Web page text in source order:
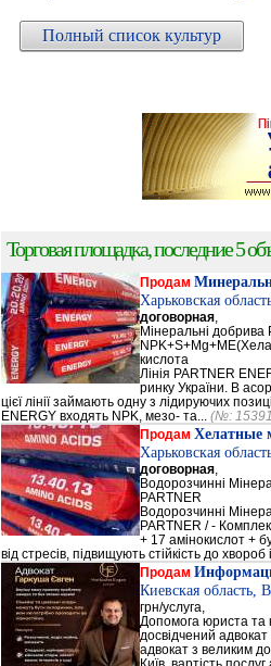
Полный список культур
Торговая площадка, последние 5
Продам
Харьковская
договорная
Мінеральні добрива
кислота
Лінія PARTNER
ринку України. В
цієї лінії займають одну з лідируючих
ENERGY входять NPK, мезо- та... (№:
Продам Хелатные
Харьковская
договорная
Водорозчинні
PARTNER
Водорозчинні
PARTNER / -
+ 17 амінокислот +
від стресів, підвищують стійкість до хвороб
Продам
Киевская область,
грн/услуга,
Допомога юриста та
досвідчений
адвокат з великим